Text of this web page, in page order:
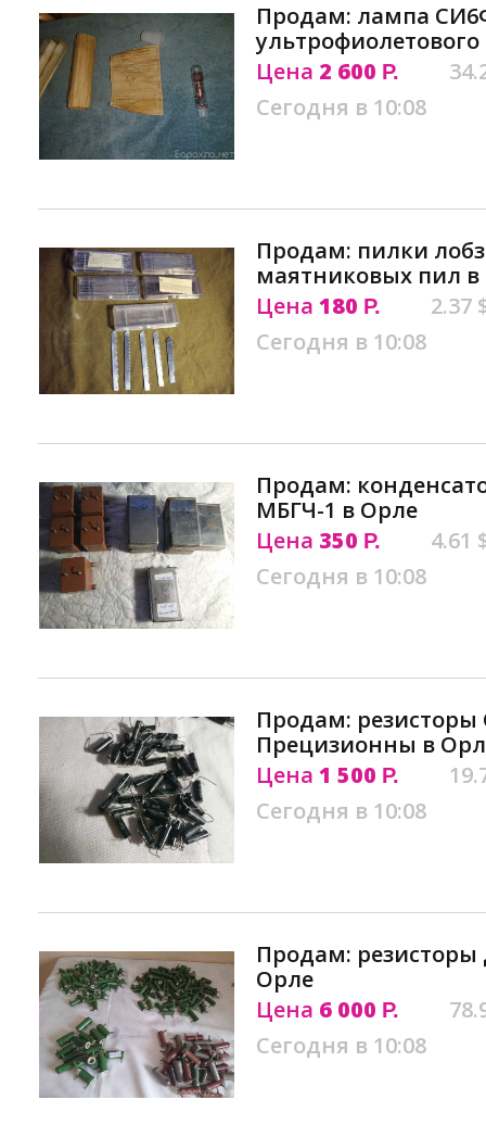
Продам: лампа
Цена 2 600 Р.
Сегодня в 10:08
Продам: пилки
маятниковых пил
Цена 180 Р.
2.37
Сегодня в 10:08
Продам:
МБГЧ-1 в Орле
Цена 350 Р.
4.61
Сегодня в 10:08
Продам: резисторы
Прецизионны в
Цена 1 500 Р.
Сегодня в 10:08
Продам: резисторы
Орле
Цена 6 000 Р.
Сегодня в 10:08